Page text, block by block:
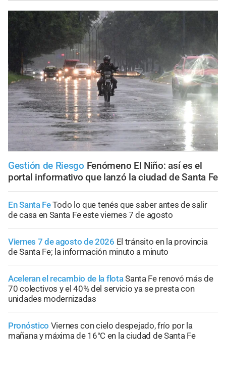
Gestión de Riesgo Fenómeno El Niño: así es el
portal informativo que lanzó la ciudad de Santa Fe
En Santa FeTodo lo que tenés que saber antes de salir
de casa en Santa Fe este viernes 7 de agosto
Viernes 7 de agosto de 2026 El tránsito en la provincia
de Santa Fe; la información minuto a minuto
Aceleran el recambio de la flotaSanta Fe renovó más de
70 colectivos y el 40% del servicio ya se presta con
unidades modernizadas
Pronóstico Viernes con cielo despejado, frío por la
mañana y máxima de 16°C en la ciudad de Santa Fe